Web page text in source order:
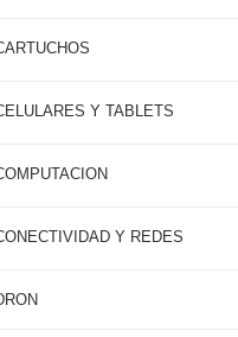
Y TABLETS
Y REDES